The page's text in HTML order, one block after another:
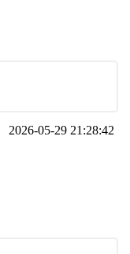
2026-05-29 21:28:42